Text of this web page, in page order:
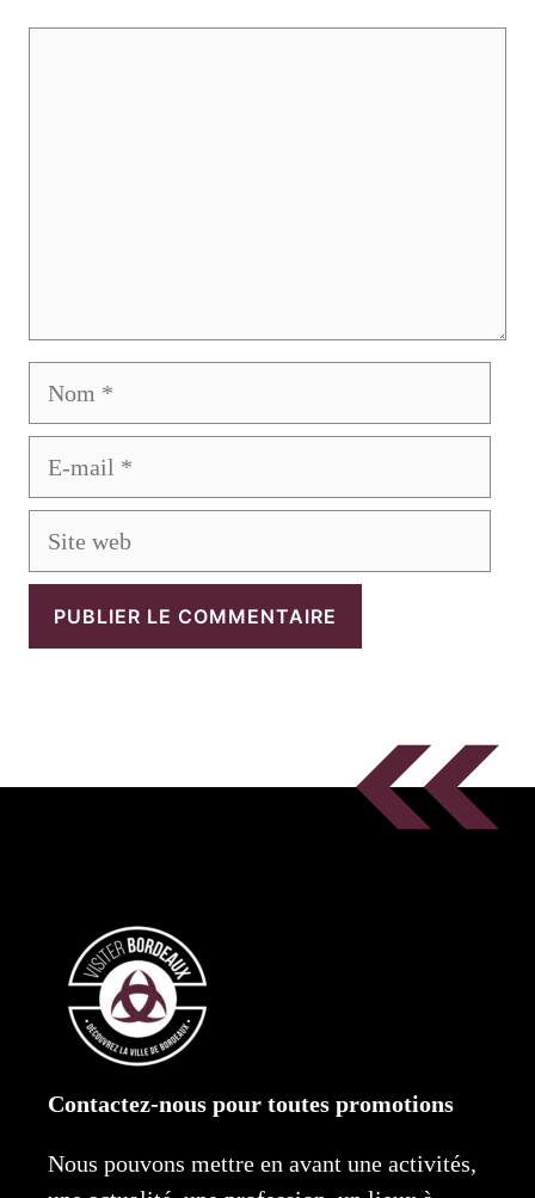
Contactez-nous pour toutes promotions
Nous pouvons mettre en avant une activités,